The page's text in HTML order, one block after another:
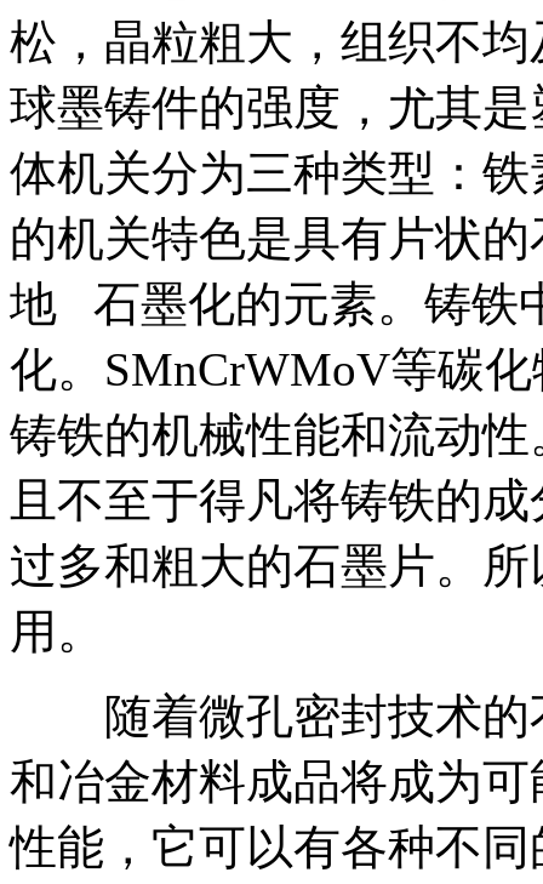
松，晶粒粗大，组织不
球墨铸件的强度，尤其
体机关分为三种类型：
的机关特色是具有片状
地 石墨化的元素。铸铁
化。SMnCrWMoV等碳
铸铁的机械性能和流动
且不至于得凡将铸铁的
过多和粗大的石墨片。
用。
随着微孔密封技术的
和冶金材料成品将成为
性能，它可以有各种不